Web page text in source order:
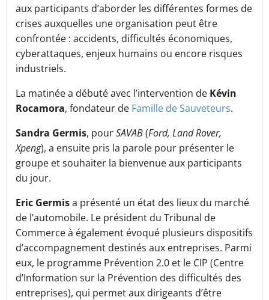
aux participants d’aborder les différentes formes de
crises auxquelles une organisation peut être
confrontée : accidents, difficultés économiques,
cyberattaques, enjeux humains ou encore risques
industriels.
La matinée a débuté avec l’intervention de Kévin
Rocamora, fondateur de Famille de Sauveteurs.
Sandra Germis, pourSAVAB(Ford, Land Rover,
Xpeng), a ensuite pris la parole pour présenter le
groupe et souhaiter la bienvenue aux participants
du jour.
Eric Germisa présenté un état des lieux du marché
de l’automobile. Le président du Tribunal de
Commerce à également évoqué plusieurs dispositifs
d’accompagnement destinés aux entreprises. Parmi
eux, le programme Prévention 2.0 et le CIP (Centre
d’Information sur la Prévention des difficultés des
entreprises), qui permet aux dirigeants d’être